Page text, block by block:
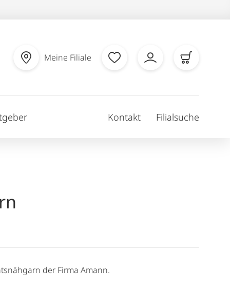
Meine Filiale
Kontakt Filialsuche
der Firma Amann.